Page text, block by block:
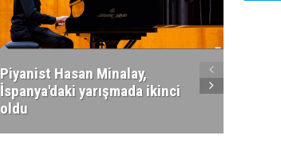
Piyanist Hasan Minalay,
İspanya'daki yarışmada ikinci
oldu